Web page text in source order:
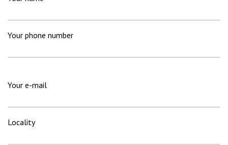
Your phone number
Your e-mail
Locality